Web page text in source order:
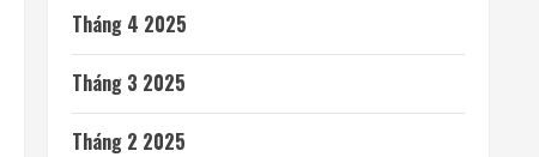
Tháng 4 2025
Tháng 3 2025
Tháng 2 2025